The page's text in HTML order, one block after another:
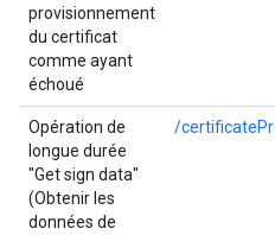
provisionnement
du certificat
comme ayant
échoué
Opération de
longue durée
"Get sign data"
(Obtenir les
données de
/